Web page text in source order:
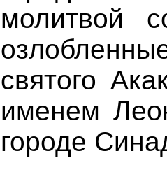
молитвой
святого
именем
городе